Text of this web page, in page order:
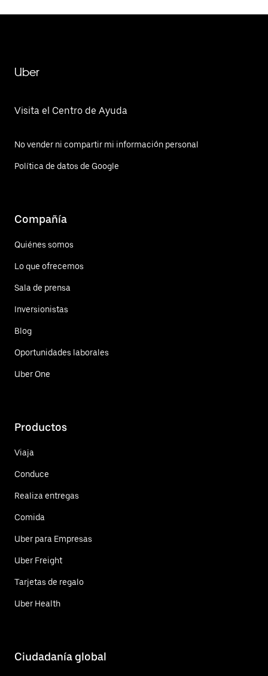
Uber
Visita el Centro de Ayuda
No vender ni compartir mi información personal
Política de datos de Google
Compañía
Quiénes somos
Lo que ofrecemos
Sala de prensa
Inversionistas
Blog
Oportunidades laborales
Uber One
Productos
Viaja
Conduce
Realiza entregas
Comida
Uber para Empresas
Uber Freight
Tarjetas de regalo
Uber Health
Ciudadanía global